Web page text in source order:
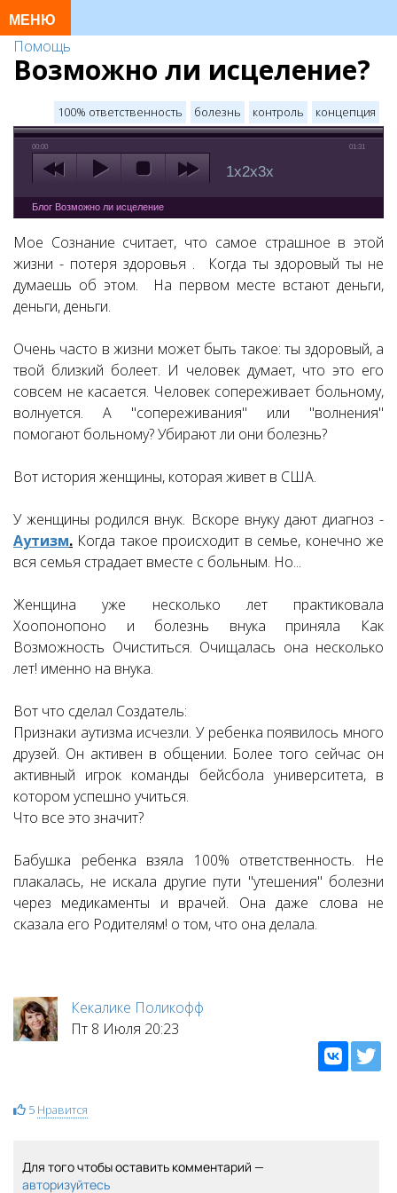
Помощь
Возможно ли исцеление?
100% ответственность болезнь контроль концепция
00:00 01:31
1x2x3x
Блог Возможно ли исцеление
Мое Сознание считает, что самое страшное в этой
жизни - потеря здоровья . Когда ты здоровый ты не
думаешь об этом. На первом месте встают деньги,
деньги, деньги.
Очень часто в жизни может быть такое: ты здоровый, а
твой близкий болеет. И человек думает, что это его
совсем не касается. Человек сопереживает больному,
волнуется. А "сопереживания" или "волнения"
помогают больному? Убирают ли они болезнь?
Вот история женщины, которая живет в США.
У женщины родился внук. Вскоре внуку дают диагноз -
Аутизм. Когда такое происходит в семье, конечно же
вся семья страдает вместе с больным. Но...
Женщина уже несколько лет практиковала
Хоопонопоно и болезнь внука приняла Как
Возможность Очиститься. Очищалась она несколько
лет! именно на внука.
Вот что сделал Создатель:
Признаки аутизма исчезли. У ребенка появилось много
друзей. Он активен в общении. Более того сейчас он
активный игрок команды бейсбола университета, в
котором успешно учиться.
Что все это значит?
Бабушка ребенка взяла 100% ответственность. Не
плакалась, не искала другие пути "утешения" болезни
через медикаменты и врачей. Она даже слова не
сказала его Родителям! о том, что она делала.
Кекалике Поликофф
Пт 8 Июля 20:23
5 Нравится
Для того чтобы оставить комментарий —
авторизуйтесь